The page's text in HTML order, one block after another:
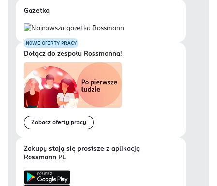
Gazetka
NOWE OFERTY PRACY
Dołącz do zespołu Rossmanna!
Zobacz oferty pracy
Zakupy stają się prostsze z aplikacją
Rossmann PL